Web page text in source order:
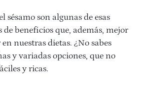
sésamo son algunas de esas
de beneficios que, además, mejor
nuestras dietas. ¿No sabes
y variadas opciones, que no
y ricas.